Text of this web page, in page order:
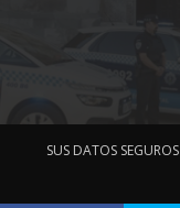
SUS DATOS SEGUROS